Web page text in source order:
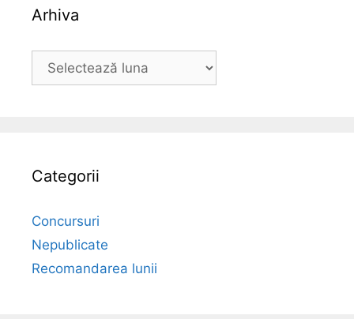
Arhiva
Arhiva
Categorii
Concursuri
Nepublicate
Recomandarea lunii